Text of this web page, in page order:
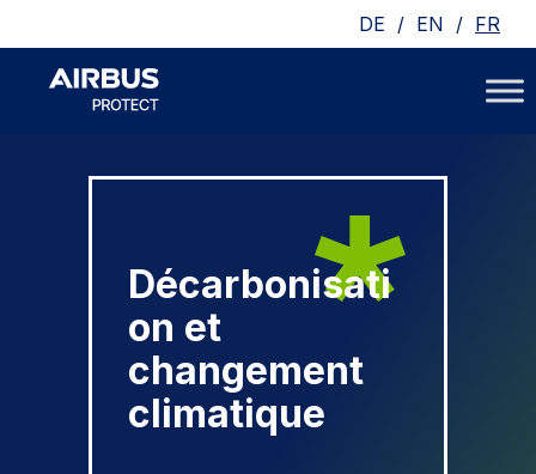
DE / EN / FR
Décarbonisati
on et
changement
climatique